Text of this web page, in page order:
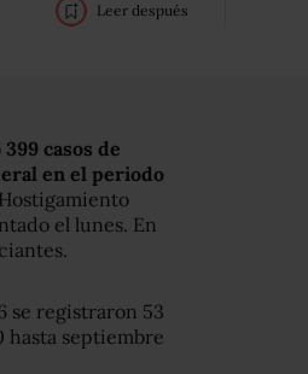
Leer después
399 casos de
en el periodo
el lunes. En
se registraron 53
hasta septiembre